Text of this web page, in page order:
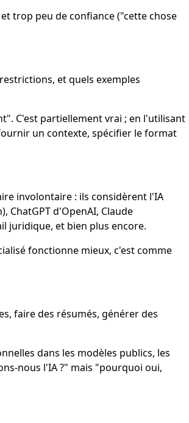
trop peu de confiance ("cette chose
et quels exemples
C'est partiellement vrai ; en l'utilisant
un contexte, spécifier le format
involontaire : ils considèrent l'IA
ChatGPT d'OpenAI, Claude
juridique, et bien plus encore.
fonctionne mieux, c'est comme
faire des résumés, générer des
dans les modèles publics, les
nous l'IA ?" mais "pourquoi oui,